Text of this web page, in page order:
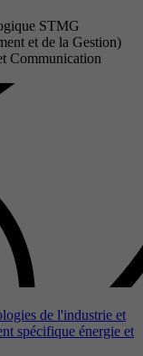
STMG
et de la Gestion)
Communication
de l'industrie et
spécifique énergie et